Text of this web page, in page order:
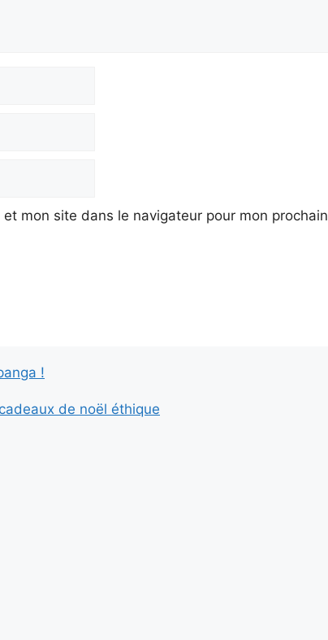
mon site dans le navigateur pour mon prochain
!
de noël éthique